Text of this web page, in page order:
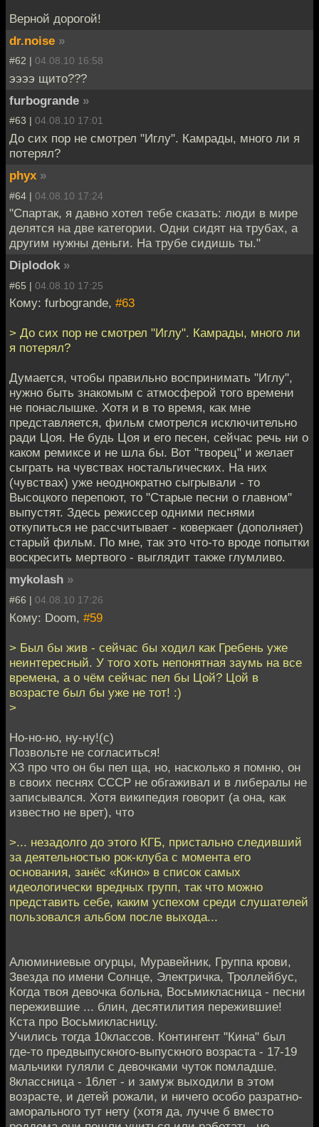
Верной дорогой!
dr.noise »
#62 | 04.08.10 16:58
ээээ щито???
furbogrande »
#63 | 04.08.10 17:01
До сих пор не смотрел "Иглу". Камрады, много ли я
потерял?
phyx »
#64 | 04.08.10 17:24
"Спартак, я давно хотел тебе сказать: люди в мире
делятся на две категории. Одни сидят на трубах, а
другим нужны деньги. На трубе сидишь ты."
Diplodok »
#65 | 04.08.10 17:25
Кому: furbogrande, #63
> До сих пор не смотрел "Иглу". Камрады, много ли
я потерял?
Думается, чтобы правильно воспринимать "Иглу",
нужно быть знакомым с атмосферой того времени
не понаслышке. Хотя и в то время, как мне
представляется, фильм смотрелся исключительно
ради Цоя. Не будь Цоя и его песен, сейчас речь ни о
каком ремиксе и не шла бы. Вот "творец" и желает
сыграть на чувствах ностальгических. На них
(чувствах) уже неоднократно сыгрывали - то
Высоцкого перепоют, то "Старые песни о главном"
выпустят. Здесь режиссер одними песнями
откупиться не рассчитывает - коверкает (дополняет)
старый фильм. По мне, так это что-то вроде попытки
воскресить мертвого - выглядит также глумливо.
mykolash »
#66 | 04.08.10 17:26
Кому: Doom, #59
> Был бы жив - сейчас бы ходил как Гребень уже
неинтересный. У того хоть непонятная заумь на все
времена, а о чём сейчас пел бы Цой? Цой в
возрасте был бы уже не тот! :)
>
Но-но-но, ну-ну!(с)
Позвольте не согласиться!
ХЗ про что он бы пел ща, но, насколько я помню, он
в своих песнях СССР не обгаживал и в либералы не
записывался. Хотя википедия говорит (а она, как
известно не врет), что
>... незадолго до этого КГБ, пристально следивший
за деятельностью рок-клуба с момента его
основания, занёс «Кино» в список самых
идеологически вредных групп, так что можно
представить себе, каким успехом среди слушателей
пользовался альбом после выхода...
Алюминиевые огурцы, Муравейник, Группа крови,
Звезда по имени Солнце, Электричка, Троллейбус,
Когда твоя девочка больна, Восьмикласница - песни
пережившие ... блин, десятилития пережившие!
Кста про Восьмикласницу.
Учились тогда 10классов. Контингент "Кина" был
где-то предвыпускного-выпускного возраста - 17-19
мальчики гуляли с девочками чуток помладше.
8классница - 16лет - и замуж выходили в этом
возрасте, и детей рожали, и ничего особо разратно-
аморального тут нету (хотя да, лучче б вместо